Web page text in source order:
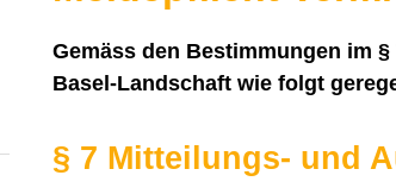
Gemäss den Bestimmungen im
Basel-Landschaft wie folgt
§ 7 Mitteilungs- und